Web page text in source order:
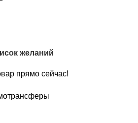
желаний
прямо сейчас!